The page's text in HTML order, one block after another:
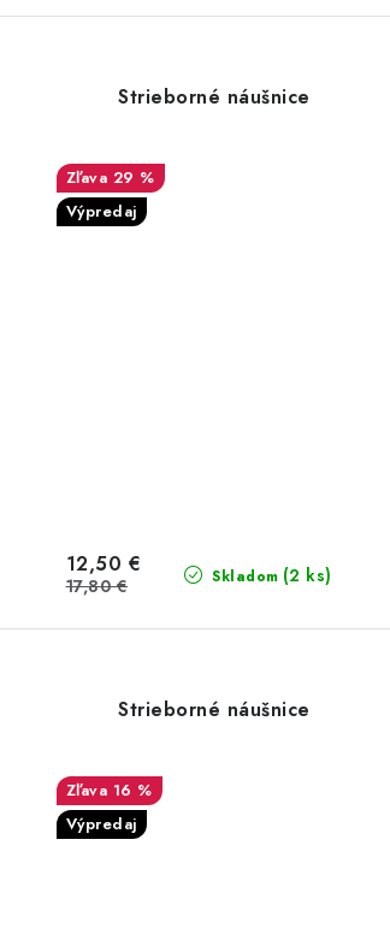
Strieborné náušnice
29 %
Výpredaj
Skladom (2 ks)
12,50 €
17,80 €
Strieborné náušnice
16 %
Výpredaj